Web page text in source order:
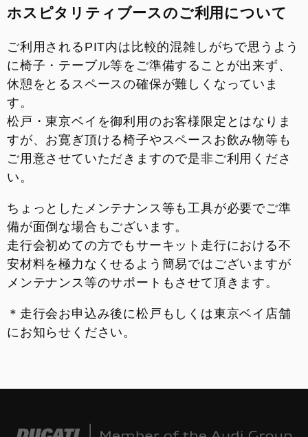
ホスピタリティブースのご利用について
ご利用されるPIT内は比較的混雑しがちで思うよう
に椅子・テーブル等をご準備することが出来ず、
休憩をとるスペースの確保が難しくなっていま
す。
松戸・東京ベイを御利用のお客様限定とはなりま
すが、お寛ぎ頂ける椅子やスペースお飲み物等も
ご用意させていただきますので是非ご利用くださ
い。
ちょっとしたメンテナンス等も工具が必要でご準
備が面倒な場合もございます。
走行会初めての方でもサーキット走行における不
安材料を極力なくせるよう簡易ではございますが
メンテナンス等のサポートもさせて頂きます。
＊走行会お申込み後に松戸もしくは東京ベイ店舗
にお知らせください。